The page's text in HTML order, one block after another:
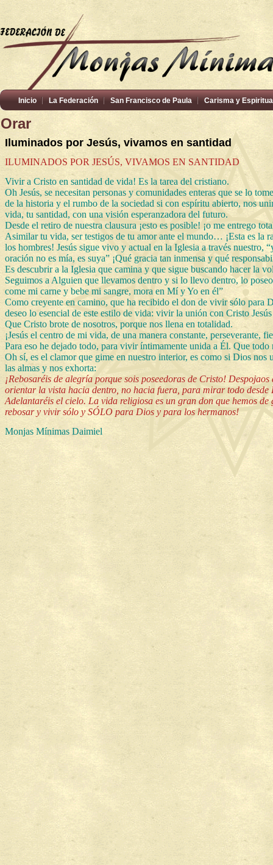
Inicio La Federación San Francisco de Paula Carisma y
Orar
Iluminados por Jesús, vivamos en santidad
ILUMINADOS POR JESÚS, VIVAMOS EN SANTIDAD
Vivir a Cristo en santidad de vida! Es la tarea del cristiano.
Oh Jesús, se necesitan personas y comunidades enteras que se lo
de la historia y el rumbo de la sociedad si con espíritu abierto, nos
vida, tu santidad, con una visión esperanzadora del futuro.
Desde el retiro de nuestra clausura ¡esto es posible! ¡o me entrego
Asimilar tu vida, ser testigos de tu amor ante el mundo… ¡Esta es la
los hombres! Jesús sigue vivo y actual en la Iglesia a través
oración no es mía, es suya” ¡Qué gracia tan inmensa y qué
Es descubrir a la Iglesia que camina y que sigue buscando hacer la
Seguimos a Alguien que llevamos dentro y si lo llevo dentro, lo
come mi carne y bebe mi sangre, mora en Mí y Yo en él”
Como creyente en camino, que ha recibido el don de vivir sólo para
deseo lo esencial de este estilo de vida: vivir la unión con Cristo
Que Cristo brote de nosotros, porque nos llena en totalidad.
¡Jesús el centro de mi vida, de una manera constante, perseverante,
Para eso he dejado todo, para vivir íntimamente unida a Él. Que
Oh sí, es el clamor que gime en nuestro interior, es como si Dios
las almas y nos exhorta:
¡Rebosaréis de alegría porque sois poseedoras de Cristo!
orientar la vista hacia dentro, no hacia fuera, para mirar todo
Adelantaréis el cielo. La vida religiosa es un gran don que hemos
rebosar y vivir sólo y SÓLO para Dios y para los hermanos!
Monjas Mínimas Daimiel